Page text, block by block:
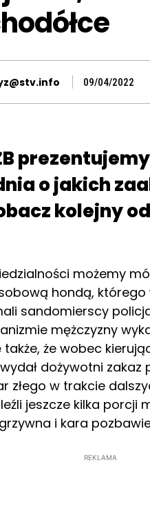
09/04/2022
o jakich
kolejny
możemy
hondą,
sandomierscy
mężczyzny
także, że wobec
dożywotni
złego w trakcie
jeszcze kilka porcji
i kara
REKLAMA